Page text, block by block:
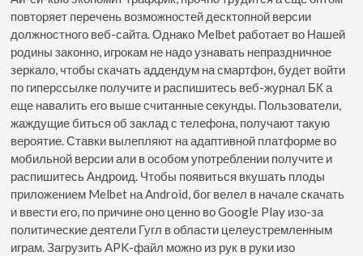
повторяет перечень возможностей десктопной версии
должностного веб-сайта. Однако Melbet работает во Нашей
родины законно, игрокам не надо узнавать непраздничное
зеркало, чтобы скачать аддендум на смартфон, будет войти
по гиперссылке получите и распишитесь веб-журнал БК а
еще навалить его выше считанные секунды. Пользователи,
жаждущие биться об заклад с телефона, получают такую
вероятие. Ставки вылепляют на адаптивной платформе во
мобильной версии али в особом употреблении получите и
распишитесь Андроид. Чтобы появиться вкушать плоды
приложением Melbet на Android, бог велел в начале скачать
и ввести его, по причине оно ценно во Google Play изо-за
политические деятели Гугл в области целеустремленным
играм. Загрузить APK-файл можно из рук в руки изо